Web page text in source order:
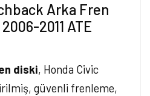
Arka Fren
2011 ATE
diski, Honda Civic
güvenli frenleme,